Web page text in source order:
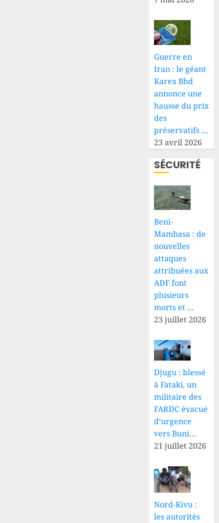
Guerre en
Iran : le géant
Karex Bhd
annonce une
hausse du prix
des
préservatifs …
23 avril 2026
SÉCURITÉ
Beni-
Mambasa : de
nouvelles
attaques
attribuées aux
ADF font
plusieurs
morts et …
23 juillet 2026
Djugu : blessé
à Fataki, un
militaire des
FARDC évacué
d’urgence
vers Buni…
21 juillet 2026
Nord-Kivu :
les autorités